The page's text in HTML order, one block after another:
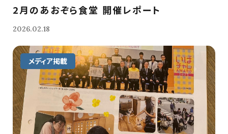
2月のあおぞら食堂 開催レポート
2026.02.18
メディア掲載